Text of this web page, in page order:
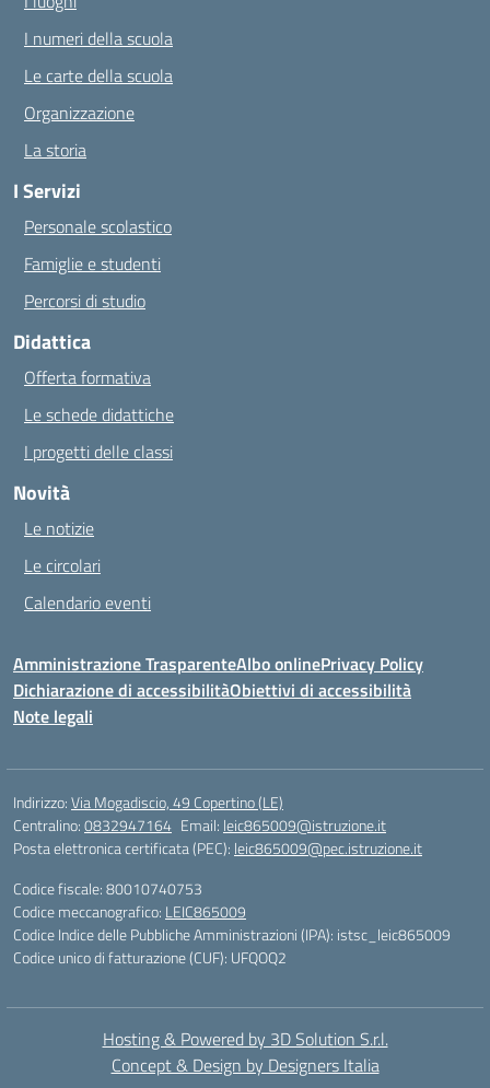
I numeri della scuola
Le carte della scuola
Organizzazione
La storia
I Servizi
Personale scolastico
Famiglie e studenti
Percorsi di studio
Didattica
Offerta formativa
Le schede didattiche
I progetti delle classi
Novità
Le notizie
Le circolari
Calendario eventi
Amministrazione TrasparenteAlbo onlinePrivacy Policy
Dichiarazione di accessibilitàObiettivi di accessibilità
Note legali
Indirizzo:Via Mogadiscio, 49 Copertino (LE)
Centralino:0832947164 Email: leic865009@istruzione.it
Posta elettronica certificata (PEC): leic865009@pec.istruzione.it
Codice fiscale: 80010740753
Codice meccanografico: LEIC865009
Codice Indice delle Pubbliche Amministrazioni (IPA): istsc_leic865009
Codice unico di fatturazione (CUF): UFQOQ2
Hosting & Powered by 3D Solution S.r.l.
Concept & Design by Designers Italia